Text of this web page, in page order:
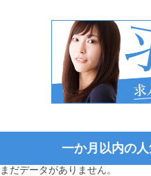
一か月以内の
まだデータがありません。